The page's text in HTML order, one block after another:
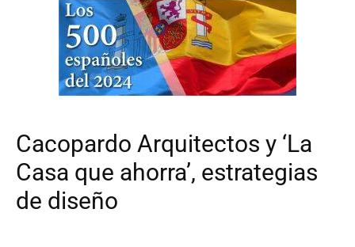
Cacopardo Arquitectos y ‘La
Casa que ahorra’, estrategias
de diseño